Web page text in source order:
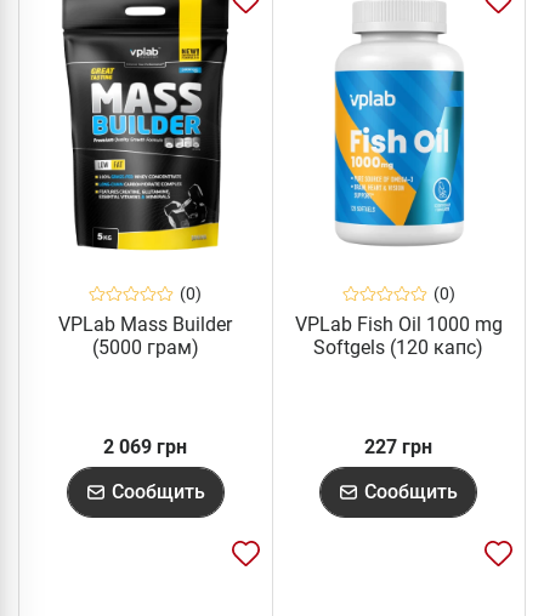
(0)
VPLab Mass Builder
(5000 грам)
2 069 грн
Сообщить
(0)
VPLab Fish Oil 1000 mg
Softgels (120 капс)
227 грн
Сообщить